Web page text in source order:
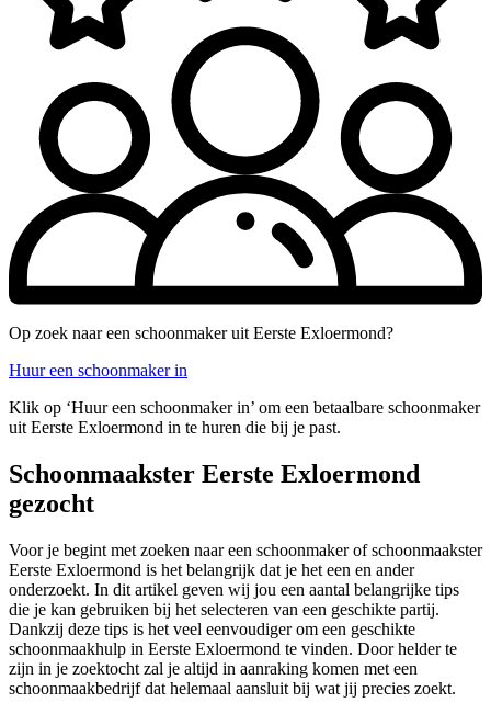
Op zoek naar een schoonmaker uit Eerste Exloermond?
Huur een schoonmaker in
Klik op ‘Huur een schoonmaker in’ om een betaalbare schoonmaker
uit Eerste Exloermond in te huren die bij je past.
Schoonmaakster Eerste Exloermond
gezocht
Voor je begint met zoeken naar een schoonmaker of schoonmaakster
Eerste Exloermond is het belangrijk dat je het een en ander
onderzoekt. In dit artikel geven wij jou een aantal belangrijke tips
die je kan gebruiken bij het selecteren van een geschikte partij.
Dankzij deze tips is het veel eenvoudiger om een geschikte
schoonmaakhulp in Eerste Exloermond te vinden. Door helder te
zijn in je zoektocht zal je altijd in aanraking komen met een
schoonmaakbedrijf dat helemaal aansluit bij wat jij precies zoekt.